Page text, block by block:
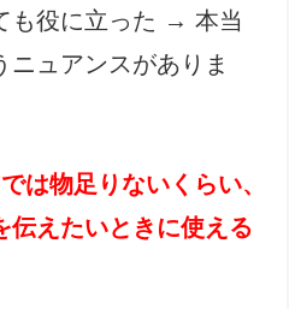
も役に立った → 本当
ニュアンスがありま
は物足りないくらい、
伝えたいときに使える